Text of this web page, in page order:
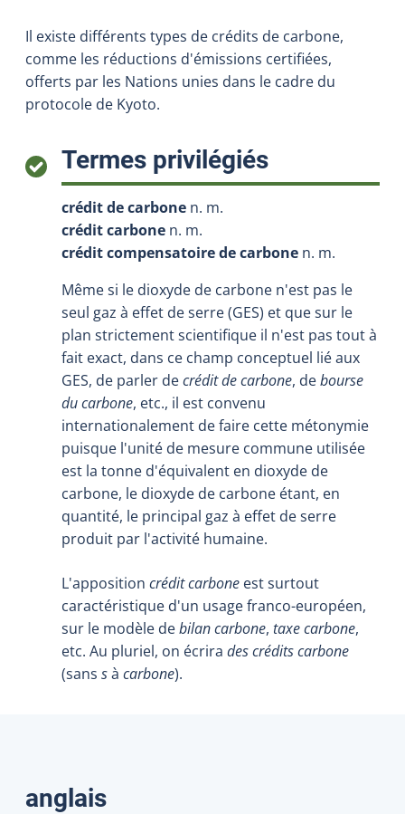
Il existe différents types de crédits de carbone,
comme les réductions d'émissions certifiées,
offerts par les Nations unies dans le cadre du
protocole de Kyoto.
Termes privilégiés:
crédit de carbone n. m.
crédit carbone n. m.
crédit compensatoire de carbone n. m.
Même si le dioxyde de carbone n'est pas le
seul gaz à effet de serre (GES) et que sur le
plan strictement scientifique il n'est pas tout à
fait exact, dans ce champ conceptuel lié aux
GES, de parler decrédit de carbone, debourse
du carbone, etc., il est convenu
internationalement de faire cette métonymie
puisque l'unité de mesure commune utilisée
est la tonne d'équivalent en dioxyde de
carbone, le dioxyde de carbone étant, en
quantité, le principal gaz à effet de serre
produit par l'activité humaine.
L'apposition crédit carbone est surtout
caractéristique d'un usage franco-européen,
sur le modèle debilan carbone, taxe carbone,
etc. Au pluriel, on écrira des crédits carbone
(sans sà carbone).
Traductions
anglais